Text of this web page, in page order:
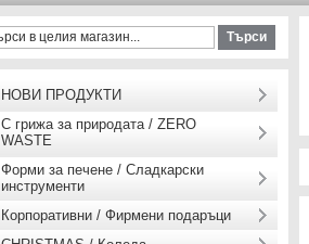
Търси
НОВИ ПРОДУКТИ
С грижа за природата / ZERO
WASTE
Форми за печене / Сладкарски
инструменти
Корпоративни / Фирмени подаръци